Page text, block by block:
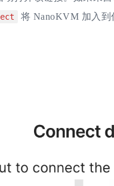
将 NanoKVM 加入到